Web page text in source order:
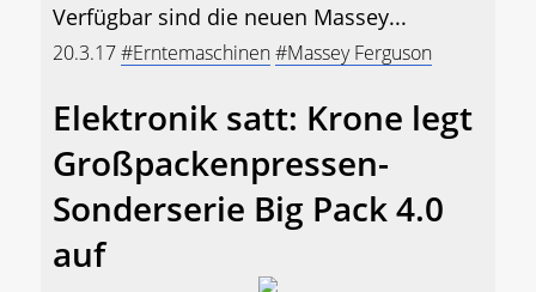
Verfügbar sind die neuen Massey...
20.3.17#Erntemaschinen#Massey Ferguson
Elektronik satt: Krone legt
Großpackenpressen-
Sonderserie Big Pack 4.0
auf